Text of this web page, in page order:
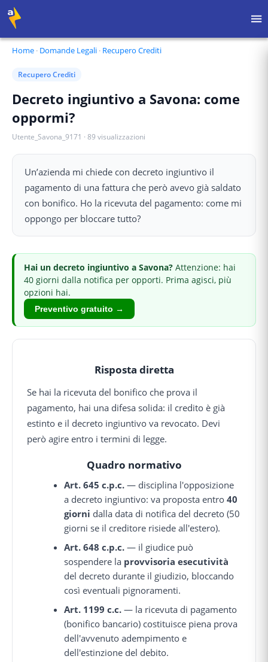
Home · Domande Legali · Recupero Crediti
Recupero Crediti
Decreto ingiuntivo a Savona: come
oppormi?
Utente_Savona_9171 · 89 visualizzazioni
Un’azienda mi chiede con decreto ingiuntivo il
pagamento di una fattura che però avevo già saldato
con bonifico. Ho la ricevuta del pagamento: come mi
oppongo per bloccare tutto?
Hai un decreto ingiuntivo a Savona? Attenzione: hai
40 giorni dalla notifica per opporti. Prima agisci, più
opzioni hai.
Preventivo gratuito →
Risposta diretta
Se hai la ricevuta del bonifico che prova il
pagamento, hai una difesa solida: il credito è già
estinto e il decreto ingiuntivo va revocato. Devi
però agire entro i termini di legge.
Quadro normativo
Art. 645 c.p.c. — disciplina l'opposizione
a decreto ingiuntivo: va proposta entro40
giorni dalla data di notifica del decreto (50
giorni se il creditore risiede all'estero).
Art. 648 c.p.c. — il giudice può
sospendere la provvisoria esecutività
del decreto durante il giudizio, bloccando
così eventuali pignoramenti.
Art. 1199 c.c. — la ricevuta di pagamento
(bonifico bancario) costituisce piena prova
dell'avvenuto adempimento e
dell'estinzione del debito.